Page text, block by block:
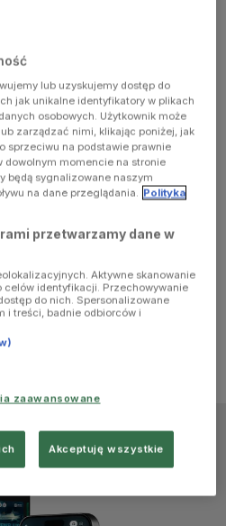
lub uzyskujemy dostęp do
jak unikalne identyfikatory w plikach
osobowych. Użytkownik może
zarządzać nimi, klikając poniżej, jak
sprzeciwu na podstawie prawnie
dowolnym momencie na stronie
będą sygnalizowane naszym
na dane przeglądania. Polityka
przetwarzamy dane w
Aktywne skanowanie
celów identyfikacji. Przechowywanie
do nich. Spersonalizowane
i treści, badnie odbiorców i
zaawansowane
Akceptuję wszystkie